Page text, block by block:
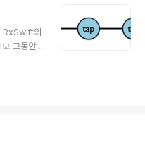
Ch3.%2
으로 이벤
. 이를 위
인 것을
RxSwift의
그동안 R
한지 얼
들의 학
죠🙋🏻‍♂️